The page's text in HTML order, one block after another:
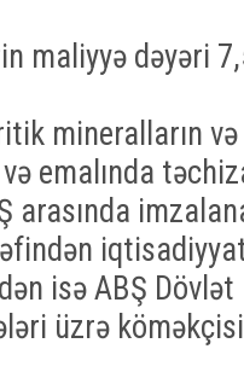
maliyyə dəyəri
mineralların
emalında
arasında
isə ABŞ
üzrə